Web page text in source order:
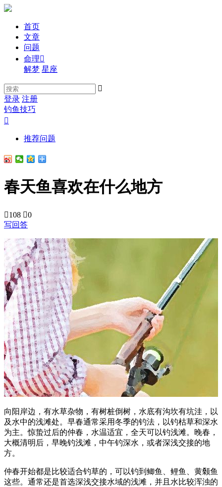
首页
文章
问题
命理
解梦 星座

登录 注册
钓鱼技巧

推荐问题
春天鱼喜欢在什么地方
108 0
写回答
向阳岸边，有水草杂物，有树桩倒树，水底有沟坎有坑洼，以
及水中的浅滩处。早春通常采用冬季的钓法，以钓枯草和深水
为主。惊蛰过后的仲春，水温适宜，全天可以钓浅滩。晚春，
大概清明后，早晚钓浅滩，中午钓深水，或者深浅交接的地
方。
仲春开始都是比较适合钓草的，可以钓到鲫鱼、鲤鱼、黄颡鱼
这些。通常还是首选深浅交接水域的浅滩，并且水比较浑浊的